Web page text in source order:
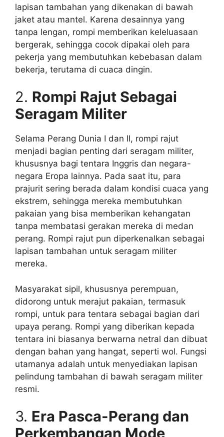
lapisan tambahan yang dikenakan di bawah
jaket atau mantel. Karena desainnya yang
tanpa lengan, rompi memberikan keleluasaan
bergerak, sehingga cocok dipakai oleh para
pekerja yang membutuhkan kebebasan dalam
bekerja, terutama di cuaca dingin.
2. Rompi Rajut Sebagai
Seragam Militer
Selama Perang Dunia I dan II, rompi rajut
menjadi bagian penting dari seragam militer,
khususnya bagi tentara Inggris dan negara-
negara Eropa lainnya. Pada saat itu, para
prajurit sering berada dalam kondisi cuaca yang
ekstrem, sehingga mereka membutuhkan
pakaian yang bisa memberikan kehangatan
tanpa membatasi gerakan mereka di medan
perang. Rompi rajut pun diperkenalkan sebagai
lapisan tambahan untuk seragam militer
mereka.
Masyarakat sipil, khususnya perempuan,
didorong untuk merajut pakaian, termasuk
rompi, untuk para tentara sebagai bagian dari
upaya perang. Rompi yang diberikan kepada
tentara ini biasanya berwarna netral dan dibuat
dengan bahan yang hangat, seperti wol. Fungsi
utamanya adalah untuk menyediakan lapisan
pelindung tambahan di bawah seragam militer
resmi.
3. Era Pasca-Perang dan
Perkembangan Mode